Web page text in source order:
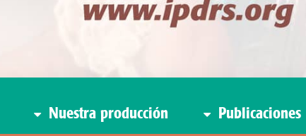
Nuestra producción Publicaciones